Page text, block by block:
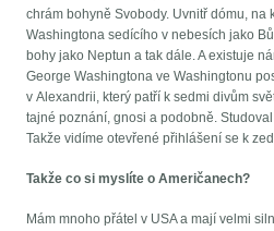
chrám bohyně Svobody. Uvnitř dómu, na
Washingtona sedícího v nebesích jako
bohy jako Neptun a tak dále. A existuje
George Washingtona ve Washingtonu
v Alexandrii, který patří k sedmi divům
tajné poznání, gnosi a podobně.
Takže vidíme otevřené přihlášení se k
Takže co si myslíte o Američanech?
Mám mnoho přátel v USA a mají velmi